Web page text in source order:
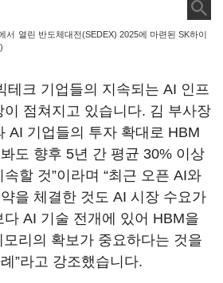
서 열린 반도체대전(SEDEX) 2025에 마련된 SK하이
테크 기업들의 지속되는 AI 인프
점쳐지고 있습니다. 김 부사장
AI 기업들의 투자 확대로 HBM
도 향후 5년 간 평균 30% 이상
할 것”이라며 “최근 오픈 AI와
을 체결한 것도 AI 시장 수요가
AI 기술 전개에 있어 HBM을
리의 확보가 중요하다는 것을
”라고 강조했습니다.